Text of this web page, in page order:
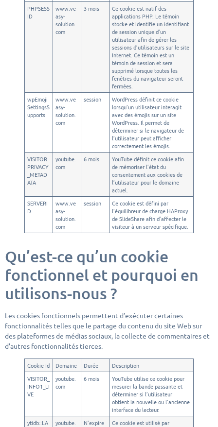
PHPSESS
ID
www.ve
asy-
solution.
com
3 mois
Ce cookie est natif des
applications PHP. Le témoin
stocke et identifie un identifiant
de session unique d’un
utilisateur afin de gérer les
sessions d’utilisateurs sur le site
Internet. Ce témoin est un
témoin de session et sera
supprimé lorsque toutes les
fenêtres du navigateur seront
fermées.
wpEmoji
SettingsS
upports
www.ve
asy-
solution.
com
session
WordPress définit ce cookie
lorsqu’un utilisateur interagit
avec des émojis sur un site
WordPress. Il permet de
déterminer si le navigateur de
l’utilisateur peut afficher
correctement les émojis.
VISITOR_
PRIVACY
_METAD
ATA
youtube.
com
6 mois
YouTube définit ce cookie afin
de mémoriser l’état du
consentement aux cookies de
l’utilisateur pour le domaine
actuel.
SERVERI
D
www.ve
asy-
solution.
com
session
Ce cookie est défini par
l’équilibreur de charge HAProxy
de SlideShare afin d’affecter le
visiteur à un serveur spécifique.
Qu’est-ce qu’un cookie
fonctionnel et pourquoi en
utilisons-nous ?
Les cookies fonctionnels permettent d’exécuter certaines
fonctionnalités telles que le partage du contenu du site Web sur
des plateformes de médias sociaux, la collecte de commentaires et
d’autres fonctionnalités tierces.
Cookie Id Domaine Durée
Description
VISITOR_
INFO1_LI
VE
youtube.
com
6 mois
YouTube utilise ce cookie pour
mesurer la bande passante et
déterminer si l’utilisateur
obtient la nouvelle ou l’ancienne
interface du lecteur.
ytidb::LA
youtube.
N’expire
Ce cookie est utilisé par